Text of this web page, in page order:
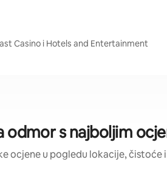
Casino i Hotels and Entertainment
odmor s najboljim
ocjene u pogledu lokacije, čistoće